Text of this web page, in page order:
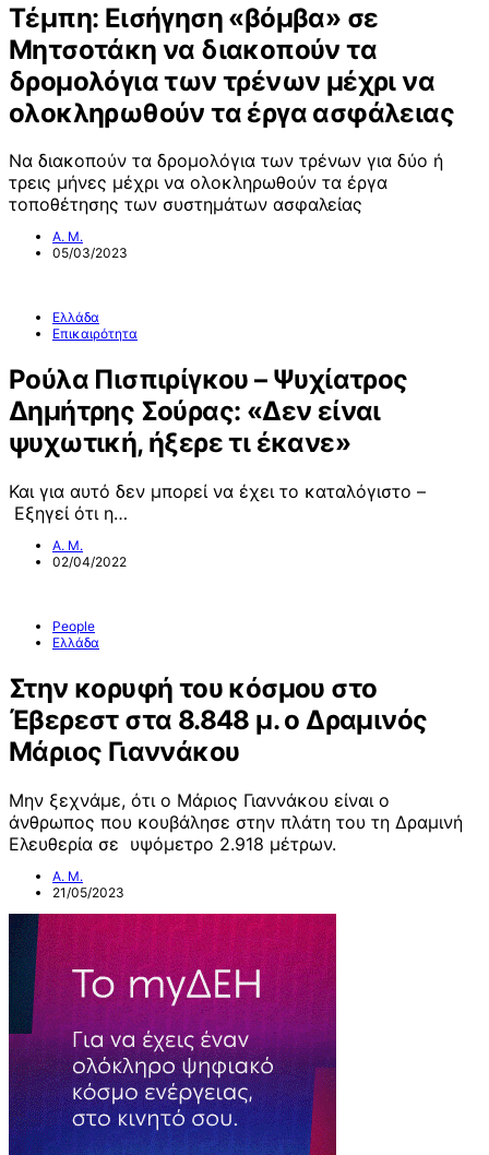
Τέμπη: Εισήγηση «βόμβα» σε
Μητσοτάκη να διακοπούν τα
δρομολόγια των τρένων μέχρι να
ολοκληρωθούν τα έργα ασφάλειας
Να διακοπούν τα δρομολόγια των τρένων για δύο ή
τρεις μήνες μέχρι να ολοκληρωθούν τα έργα
τοποθέτησης των συστημάτων ασφαλείας
Α. Μ.
05/03/2023
Ελλάδα
Επικαιρότητα
Ρούλα Πισπιρίγκου – Ψυχίατρος
Δημήτρης Σούρας: «Δεν είναι
ψυχωτική, ήξερε τι έκανε»
Και για αυτό δεν μπορεί να έχει το καταλόγιστο –
Εξηγεί ότι η…
Α. Μ.
02/04/2022
People
Ελλάδα
Στην κορυφή του κόσμου στο
Έβερεστ στα 8.848 μ. ο Δραμινός
Μάριος Γιαννάκου
Μην ξεχνάμε, ότι ο Μάριος Γιαννάκου είναι ο
άνθρωπος που κουβάλησε στην πλάτη του τη Δραμινή
Ελευθερία σε υψόμετρο 2.918 μέτρων.
Α. Μ.
21/05/2023